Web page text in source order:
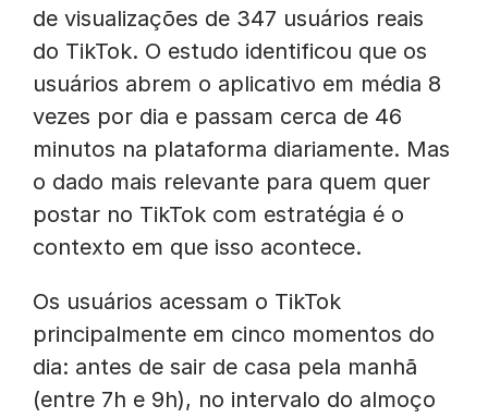
de visualizações de 347 usuários reais
do TikTok. O estudo identificou que os
usuários abrem o aplicativo em média 8
vezes por dia e passam cerca de 46
minutos na plataforma diariamente. Mas
o dado mais relevante para quem quer
postar no TikTok com estratégia é o
contexto em que isso acontece.
Os usuários acessam o TikTok
principalmente em cinco momentos do
dia: antes de sair de casa pela manhã
(entre 7h e 9h), no intervalo do almoço